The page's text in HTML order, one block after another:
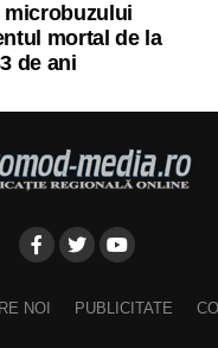
microbuzului
mortal de la
de ani
NOI PUBLICITATE